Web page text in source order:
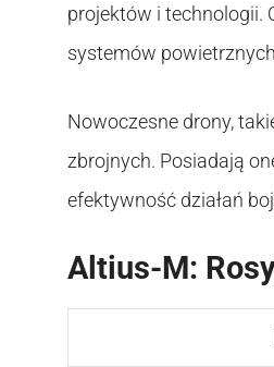
projektów i technologii.
systemów
Nowoczesne drony,
zbrojnych. Posiadają
efektywność działań
Altius-M: